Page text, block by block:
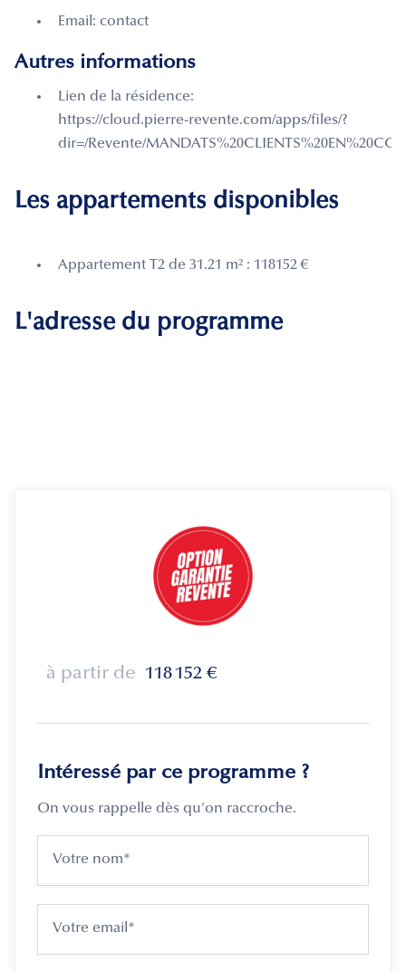
Email: contact
Autres informations
Lien de la résidence:
https://cloud.pierre-revente.com/apps/files/?
dir=/Revente/
Les appartements disponibles
Appartement T2 de 31.21 m² : 118152 €
L'adresse du programme
à partir de 118 152 €
Intéressé par ce programme ?
On vous rappelle dès qu'on raccroche.